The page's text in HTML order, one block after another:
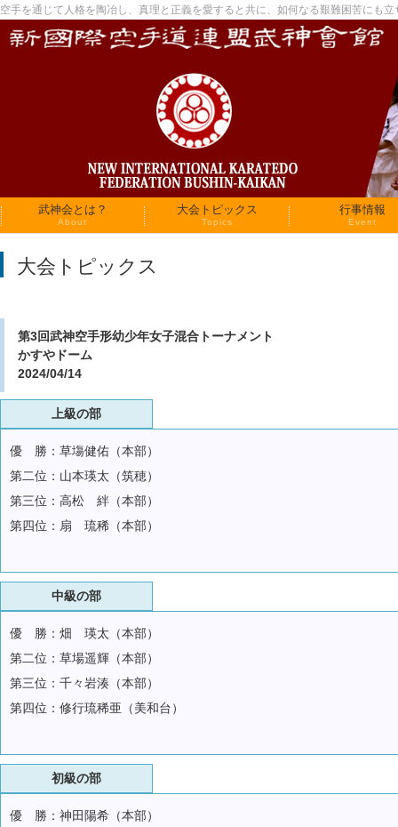
空手を通じて人格を陶冶し、真理と正義を愛すると共に、如何なる艱難困苦にも
武神会とは？
About
大会トピックス
Topics
行事情報
Event
大会トピックス
第3回武神空手形幼少年女子混合トーナメント
かすやドーム
2024/04/14
上級の部
優 勝：草塲健佑（本部）
第二位：山本瑛太（筑穂）
第三位：高松 絆（本部）
第四位：扇 琉稀（本部）
中級の部
優 勝：畑 瑛太（本部）
第二位：草場遥輝（本部）
第三位：千々岩湊（本部）
第四位：修行琉稀亜（美和台）
初級の部
優 勝：神田陽希（本部）